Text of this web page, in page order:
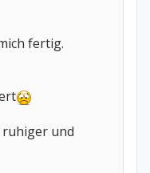
fertig.
ruhiger und